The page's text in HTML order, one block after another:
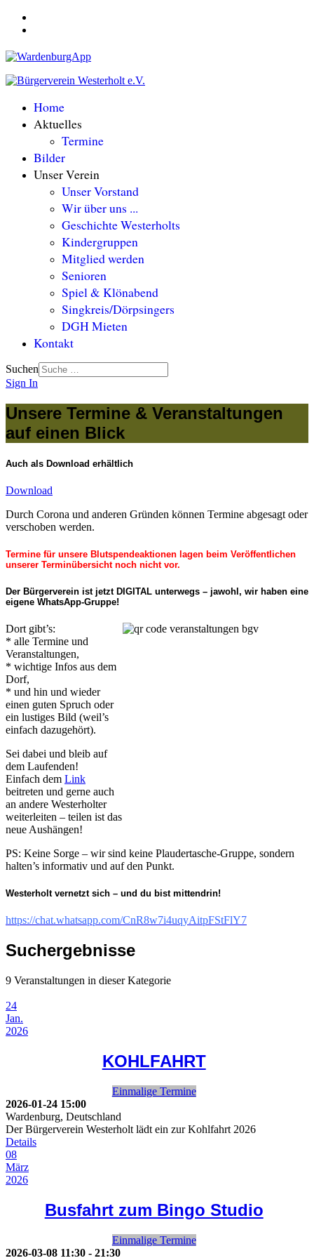
Home
Aktuelles
Termine
Bilder
Unser Verein
Unser Vorstand
Wir über uns ...
Geschichte Westerholts
Kindergruppen
Mitglied werden
Senioren
Spiel & Klönabend
Singkreis/Dörpsingers
DGH Mieten
Kontakt
Suchen
Sign In
Unsere Termine & Veranstaltungen
auf einen Blick
Auch als Download erhältlich
Download
Durch Corona und anderen Gründen können Termine abgesagt oder
verschoben werden.
Termine für unsere Blutspendeaktionen lagen beim Veröffentlichen
unserer Terminübersicht noch nicht vor.
Der Bürgerverein ist jetzt DIGITAL unterwegs – jawohl, wir haben eine
eigene WhatsApp-Gruppe!
Dort gibt’s:
* alle Termine und
Veranstaltungen,
* wichtige Infos aus dem
Dorf,
* und hin und wieder
einen guten Spruch oder
ein lustiges Bild (weil’s
einfach dazugehört).
Sei dabei und bleib auf
dem Laufenden!
Einfach dem Link
beitreten und gerne auch
an andere Westerholter
weiterleiten – teilen ist das
neue Aushängen!
PS: Keine Sorge – wir sind keine Plaudertasche-Gruppe, sondern
halten’s informativ und auf den Punkt.
Westerholt vernetzt sich – und du bist mittendrin!
https://chat.whatsapp.com/CnR8w7i4uqyAitpFStFlY7
Suchergebnisse
9 Veranstaltungen in dieser Kategorie
24
Jan.
2026
KOHLFAHRT
Einmalige Termine
2026-01-24 15:00
Wardenburg, Deutschland
Der Bürgerverein Westerholt lädt ein zur Kohlfahrt 2026
Details
08
März
2026
Busfahrt zum Bingo Studio
Einmalige Termine
2026-03-08 11:30 - 21:30